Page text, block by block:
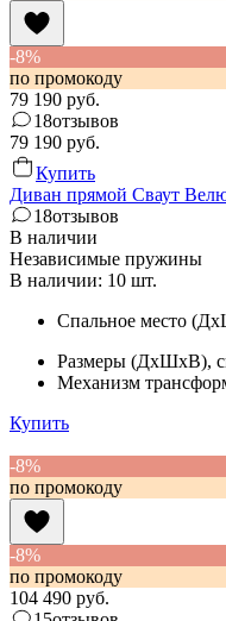
-8%
по промокоду
79 190 руб.
18отзывов
79 190 руб.
Купить
Диван прямой Сваут
18отзывов
В наличии
Независимые пружины
В наличии: 10 шт.
Спальное место
Размеры (ДхШхВ),
Механизм
Купить
-8%
по промокоду
-8%
по промокоду
104 490 руб.